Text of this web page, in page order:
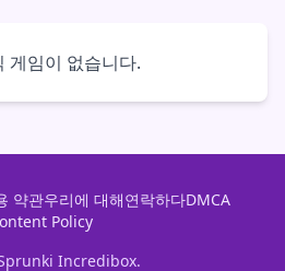
게임이 없습니다.
약관우리에 대해연락하다DMCA
Policy
Incredibox.